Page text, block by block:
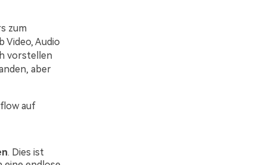
zum
Video, Audio
vorstellen
aber
auf
. Dies ist